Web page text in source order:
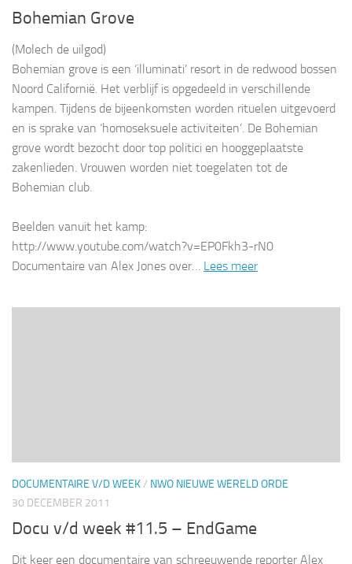
Bohemian Grove
(Molech de uilgod)
Bohemian grove is een ‘illuminati’ resort in de redwood bossen
Noord Californië. Het verblijf is opgedeeld in verschillende
kampen. Tijdens de bijeenkomsten worden rituelen uitgevoerd
en is sprake van ‘homoseksuele activiteiten’. De Bohemian
grove wordt bezocht door top politici en hooggeplaatste
zakenlieden. Vrouwen worden niet toegelaten tot de
Bohemian club.
Beelden vanuit het kamp:
http://www.youtube.com/watch?v=EP0Fkh3-rN0
Documentaire van Alex Jones over… Lees meer
DOCUMENTAIRE V/D WEEK/ NWO NIEUWE WERELD ORDE
30 DECEMBER 2011
Docu v/d week #11.5 – EndGame
Dit keer een documentaire van schreeuwende reporter Alex